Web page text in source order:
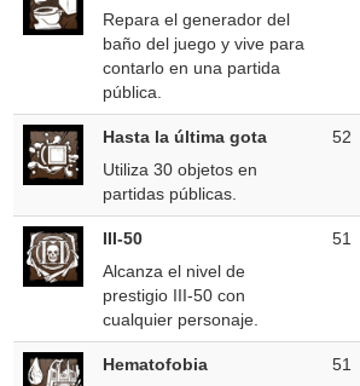
Repara el generador del
baño del juego y vive para
contarlo en una partida
pública.
Hasta la última gota
Utiliza 30 objetos en
partidas públicas.
52
III-50
Alcanza el nivel de
prestigio III-50 con
cualquier personaje.
51
Hematofobia
51